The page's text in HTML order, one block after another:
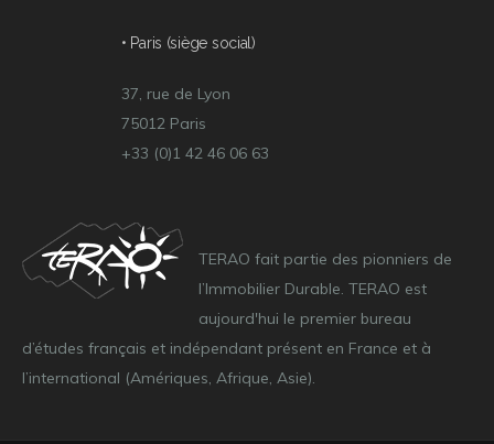
• Paris (siège social)
37, rue de Lyon
75012 Paris
+33 (0)1 42 46 06 63
TERAO fait partie des pionniers de
l’Immobilier Durable. TERAO est
aujourd'hui le premier bureau
d’études français et indépendant présent en France et à
l’international (Amériques, Afrique, Asie).